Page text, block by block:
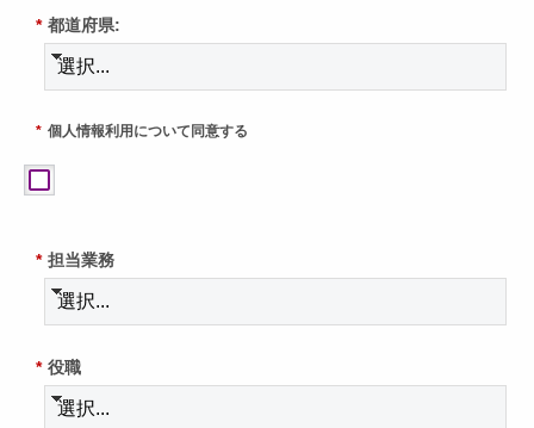
* 都道府県:
* 個人情報利用について同意する
* 担当業務
* 役職